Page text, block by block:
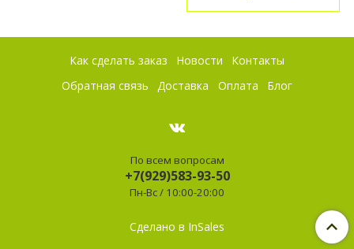
Как сделать заказ Новости
Контакты
Обратная связь
Доставка Оплата Блог
По всем вопросам
+7(929)583-93-50
Пн-Вс / 10:00-20:00
Сделано в InSales